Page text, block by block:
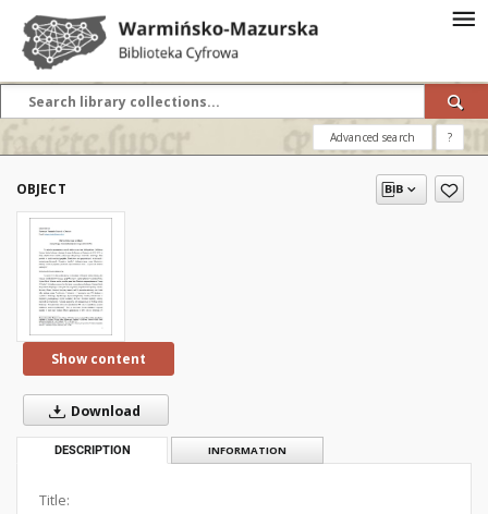
Advanced search ?
OBJECT
Show content
Download
DESCRIPTION INFORMATION
Title: